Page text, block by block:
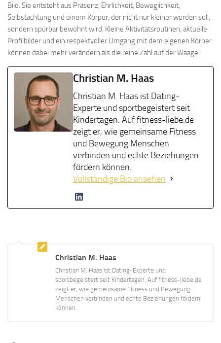
Bild. Sie entsteht aus Präsenz, Ehrlichkeit, Beweglichkeit,
Selbstachtung und einem Körper, der nicht nur kleiner werden soll,
sondern spürbar bewohnt wird. Kleine Aktivitätsroutinen, aktuelle
Profilbilder und ein respektvoller Umgang mit dem eigenen Körper
können dabei mehr verändern als die reine Zahl auf der Waage.
Christian M. Haas
Christian M. Haas ist Dating-
Experte und sportbegeistert seit
Kindertagen. Auf fitness-liebe.de
zeigt er, wie gemeinsame Fitness
und Bewegung Menschen
verbinden und echte Beziehungen
fördern können.
Vollständige Bio ansehen
Christian M. Haas
Christian M. Haas ist Dating-Experte und
sportbegeistert seit Kindertagen. Auf fitness-liebe.de
zeigt er, wie gemeinsame Fitness und Bewegung
Menschen verbinden und echte Beziehungen fördern
können.